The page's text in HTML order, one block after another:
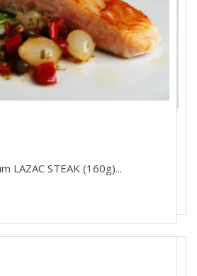
LAZAC STEAK (160g)...
LAZAC STEAK (160g)...